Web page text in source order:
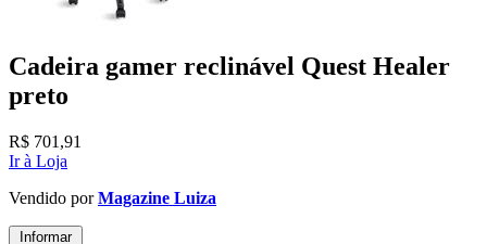
Cadeira gamer reclinável Quest Healer
preto
R$ 701,91
Ir à Loja
Vendido porMagazine Luiza
Informar